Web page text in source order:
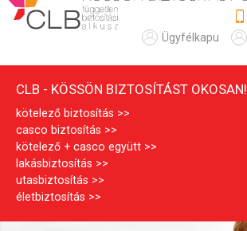
a
tartalomra
L
B
Ügyfélkapu
CLB - KÖSSÖN BIZTOSÍTÁST OKOSAN!
kötelező biztosítás
casco biztosítás
kötelező + casco együtt
lakásbiztosítás
utasbiztosítás
életbiztosítás